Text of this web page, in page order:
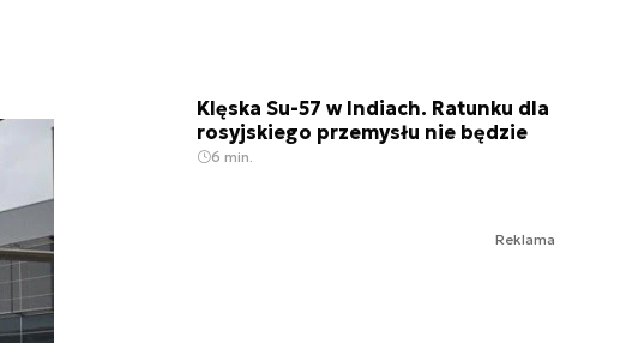
Klęska Su-57 w Indiach. Ratunku dla
rosyjskiego przemysłu nie będzie
6 min.
Reklama